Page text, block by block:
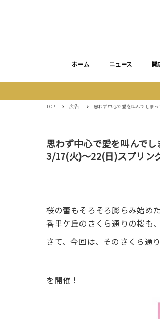
ホーム ニュース 開
TOP 広告 思わず中心で愛を叫んでしま
思わず中心で愛を叫んで
3/17(火)〜22(日)スプリン
桜の蕾もそろそろ膨らみ始め
香里ケ丘のさくら通りの桜も
さて、今回は、そのさくら通
を開催！